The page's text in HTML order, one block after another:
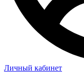
Личный кабинет